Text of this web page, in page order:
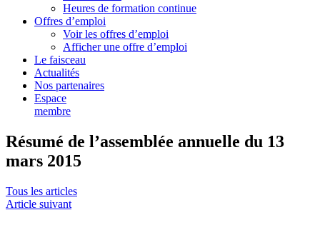
Heures de formation continue
Offres d’emploi
Voir les offres d’emploi
Afficher une offre d’emploi
Le faisceau
Actualités
Nos partenaires
Espace
membre
Résumé de l’assemblée annuelle du 13
mars 2015
Tous les articles
Article suivant